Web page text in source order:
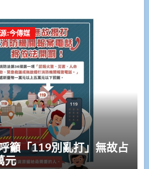
:今傳媒
籲「119別亂打」無故占
元